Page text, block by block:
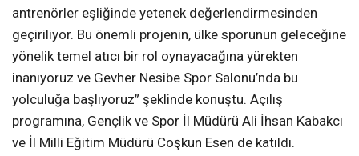
antrenörler eşliğinde yetenek değerlendirmesinden
geçiriliyor. Bu önemli projenin, ülke sporunun geleceğine
yönelik temel atıcı bir rol oynayacağına yürekten
inanıyoruz ve Gevher Nesibe Spor Salonu’nda bu
yolculuğa başlıyoruz” şeklinde konuştu. Açılış
programına, Gençlik ve Spor İl Müdürü Ali İhsan Kabakcı
ve İl Milli Eğitim Müdürü Coşkun Esen de katıldı.